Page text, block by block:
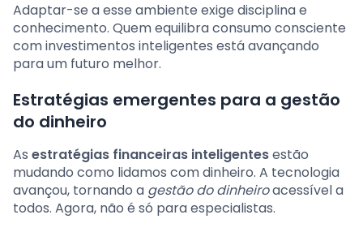
Adaptar-se a esse ambiente exige disciplina e
conhecimento. Quem equilibra consumo consciente
com investimentos inteligentes está avançando
para um futuro melhor.
Estratégias emergentes para a gestão
do dinheiro
As estratégias financeiras inteligentesestão
mudando como lidamos com dinheiro. A tecnologia
avançou, tornando a gestão do dinheiroacessível a
todos. Agora, não é só para especialistas.